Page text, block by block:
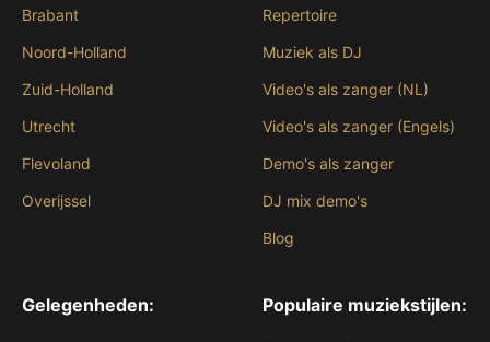
Brabant
Noord-Holland
Zuid-Holland
Utrecht
Flevoland
Overijssel
Repertoire
Muziek als DJ
Video's als zanger (NL)
Video's als zanger (Engels)
Demo's als zanger
DJ mix demo's
Blog
Gelegenheden: Populaire muziekstijlen: